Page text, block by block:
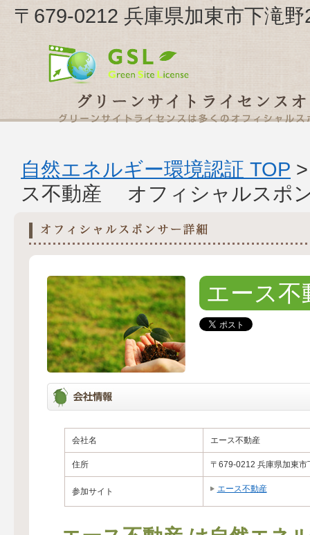
〒679-0212 兵庫県加東市下滝
自然エネルギー環境認証 TOP
ス不動産 オフィシャルスポ
エース不
会社名 エース不動産
住所 〒679-0212 兵庫県加東市
参加サイト エース不動産